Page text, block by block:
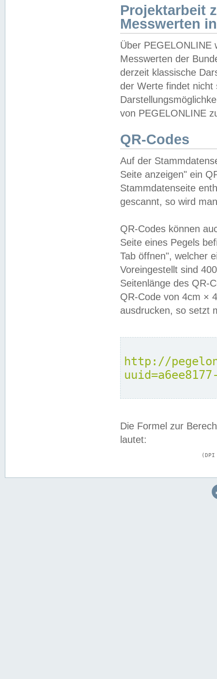
Projektarbeit
Messwerten
Über PEGELONLINE
Messwerten der
derzeit klassische
der Werte findet
von PEGELONLINE
QR-Codes
Auf der
Seite anzeigen" ein
Stammdatenseite
gescannt, so wird
QR-Codes können
Seite eines Pegels
Tab öffnen", welcher
Voreingestellt sind
Seitenlänge des QR-
QR-Code von 4cm ×
ausdrucken, so setzt
http://
Die Formel zur
lautet: